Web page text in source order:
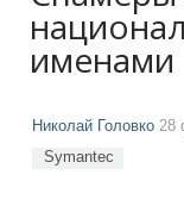
именами
Николай Головко 28
Symantec